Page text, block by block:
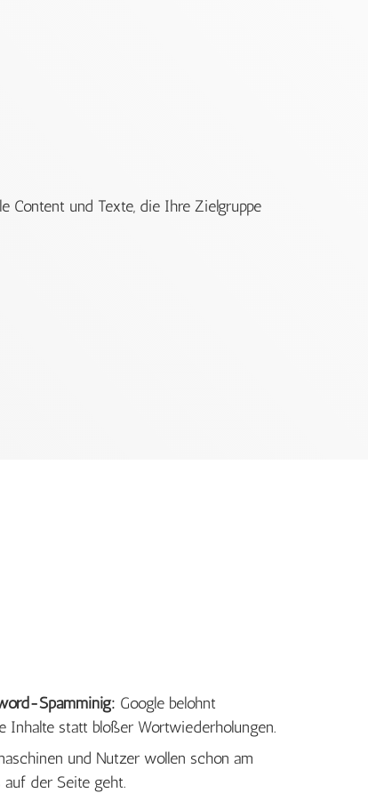
Content und Texte, die Ihre Zielgruppe
Spamminig: Google belohnt
Inhalte statt bloßer Wortwiederholungen.
und Nutzer wollen schon am
der Seite geht.